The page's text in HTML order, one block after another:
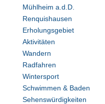
Mühlheim a.d.D.
Renquishausen
Erholungsgebiet
Aktivitäten
Wandern
Radfahren
Wintersport
Schwimmen & Baden
Sehenswürdigkeiten